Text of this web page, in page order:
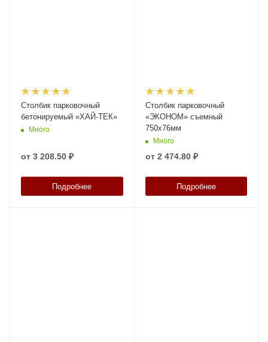
Столбик парковочный
бетонируемый «ХАЙ-ТЕК»
Много
от 3 208.50 ₽
Подробнее
Столбик парковочный
«ЭКОНОМ» съемный
750х76мм
Много
от 2 474.80 ₽
Подробнее